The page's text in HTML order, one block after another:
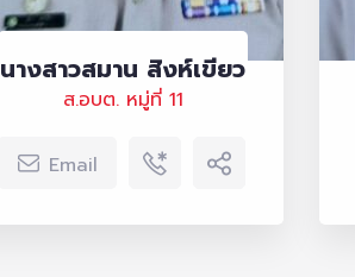
นางสาวสมาน สิงห์เขียว
ส.อบต. หมู่ที่ 11
Email